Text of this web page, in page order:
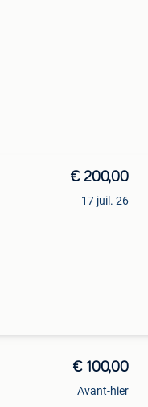
€ 200,00
17 juil. 26
€ 100,00
Avant-hier